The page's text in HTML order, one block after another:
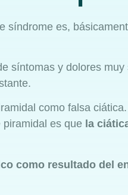
síndrome es,
síntomas y dolores
como falsa
es que la
como resultado del